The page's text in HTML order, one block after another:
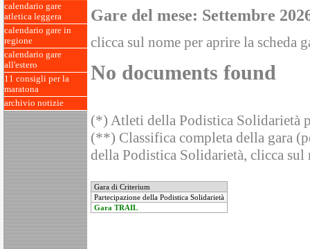
calendario gare
atletica leggera
calendario gare in
regione
calendario gare
all'estero
11 consigli per la
maratona
archivio notizie
Gare del mese: Settembre
clicca sul nome per aprire la scheda
No documents found
(*) Atleti della Podistica Solidarietà
(**) Classifica completa della gara
della Podistica Solidarietà, clicca sul
Gara di Criterium
Partecipazione della Podistica Solidarietà
Gara TRAIL